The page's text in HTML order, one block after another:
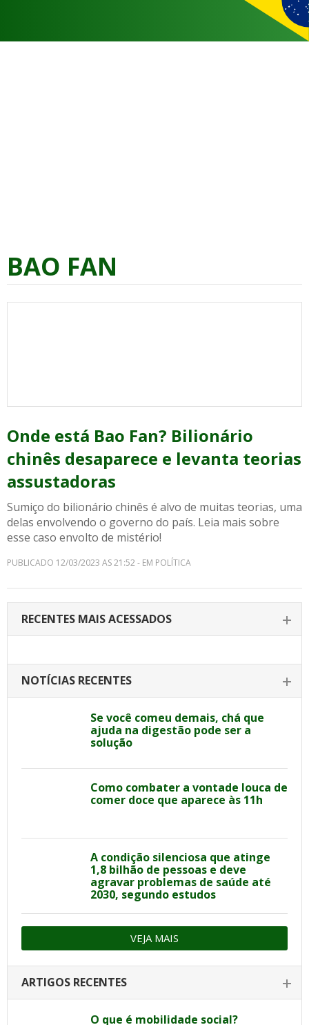
BAO FAN
Onde está Bao Fan? Bilionário
chinês desaparece e levanta teorias
assustadoras
Sumiço do bilionário chinês é alvo de muitas teorias, uma
delas envolvendo o governo do país. Leia mais sobre
esse caso envolto de mistério!
PUBLICADO 12/03/2023 AS 21:52 - EM POLÍTICA
RECENTES MAIS ACESSADOS
NOTÍCIAS RECENTES
Se você comeu demais, chá que
ajuda na digestão pode ser a
solução
Como combater a vontade louca de
comer doce que aparece às 11h
A condição silenciosa que atinge
1,8 bilhão de pessoas e deve
agravar problemas de saúde até
2030, segundo estudos
VEJA MAIS
ARTIGOS RECENTES
O que é mobilidade social?